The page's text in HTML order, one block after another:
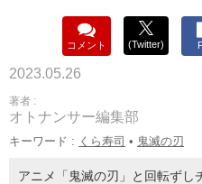
コメント (Twitter)
2023.05.26
著者 :
オトナンサー編集部
キーワード : くら寿司 • 鬼滅の刃
アニメ「鬼滅の刃」と回転ずし